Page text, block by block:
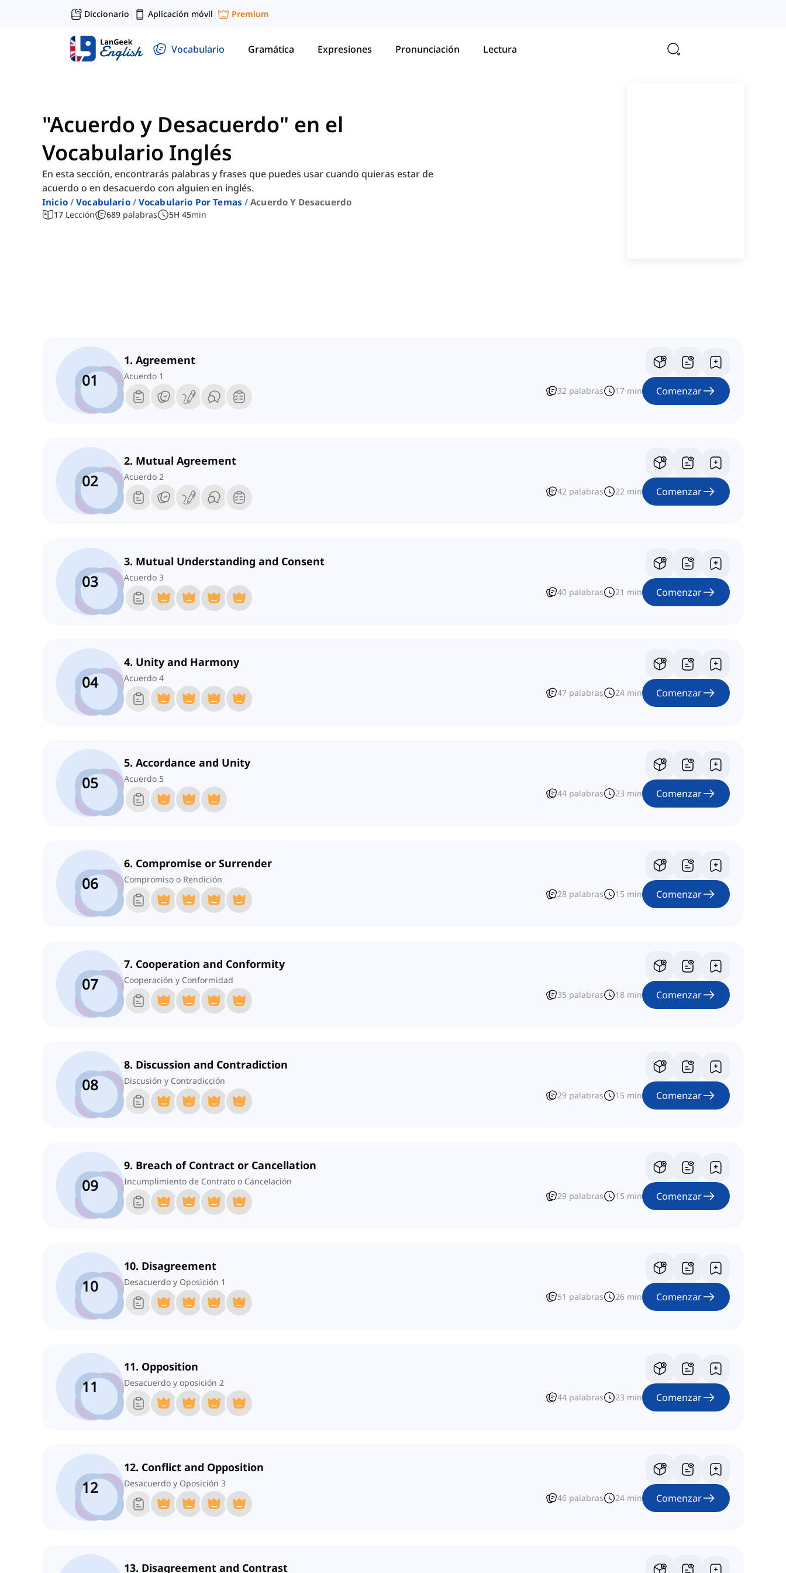
Diccionario | Aplicación móvil | Premium
Vocabulario Gramática Expresiones Pronunciación Lectura
"Acuerdo y Desacuerdo" en el
Vocabulario Inglés
En esta sección, encontrarás palabras y frases que puedes usar cuando quieras estar de
acuerdo o en desacuerdo con alguien en inglés.
Inicio Vocabulario Vocabulario Por Temas Acuerdo Y Desacuerdo
17 Lección 689 palabras 5H 45min
01
1. Agreement
Acuerdo 1
32 palabras 17 min Comenzar
02
2. Mutual Agreement
Acuerdo 2
42 palabras 22 min Comenzar
03
3. Mutual Understanding and Consent
Acuerdo 3
40 palabras 21 min Comenzar
04
4. Unity and Harmony
Acuerdo 4
47 palabras 24 min Comenzar
05
5. Accordance and Unity
Acuerdo 5
44 palabras 23 min Comenzar
06
6. Compromise or Surrender
Compromiso o Rendición
28 palabras 15 min Comenzar
07
7. Cooperation and Conformity
Cooperación y Conformidad
35 palabras 18 min Comenzar
08
8. Discussion and Contradiction
Discusión y Contradicción
29 palabras 15 min Comenzar
09
9. Breach of Contract or Cancellation
Incumplimiento de Contrato o Cancelación
29 palabras 15 min Comenzar
10
10. Disagreement
Desacuerdo y Oposición 1
51 palabras 26 min Comenzar
11
11. Opposition
Desacuerdo y oposición 2
44 palabras 23 min Comenzar
12
12. Conflict and Opposition
Desacuerdo y Oposición 3
46 palabras 24 min Comenzar
13. Disagreement and Contrast